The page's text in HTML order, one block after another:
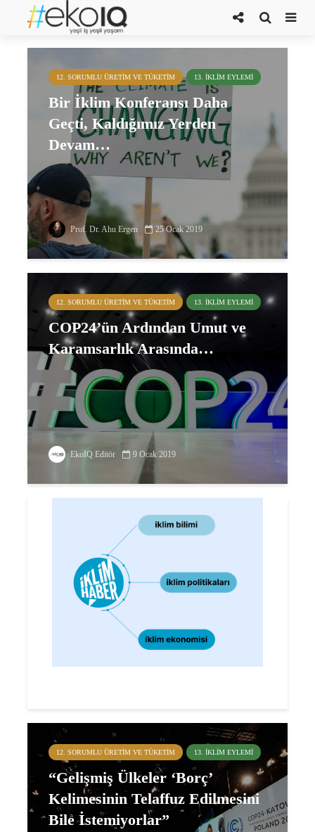
cop24
12. SORUMLU ÜRETIM VE TÜKETIM 13. İKLIM EYLEMI
Bir İklim Konferansı Daha
Geçti, Kaldığımız Yerden
Devam…
Prof. Dr. Ahu Ergen 25 Ocak 2019
12. SORUMLU ÜRETIM VE TÜKETIM 13. İKLIM EYLEMI
COP24’ün Ardından Umut ve
Karamsarlık Arasında…
EkoIQ Editör 9 Ocak 2019
12. SORUMLU ÜRETIM VE TÜKETIM 13. İKLIM EYLEMI
“Gelişmiş Ülkeler ‘Borç’
Kelimesinin Telaffuz Edilmesini
Bile İstemiyorlar”